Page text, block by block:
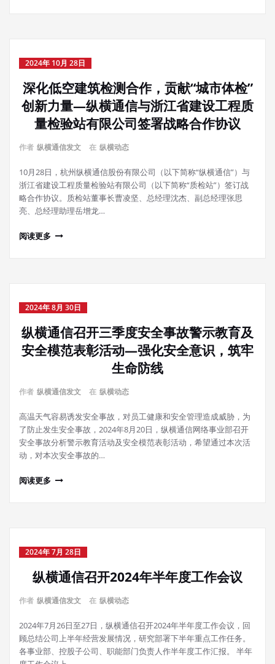
2024年 10月 28日
深化低空建筑检测合作，贡献“城市体检”
创新力量—纵横通信与浙江省建设工程质
量检验站有限公司签署战略合作协议
作者 纵横通信发文 在 纵横动态
10月28日，杭州纵横通信股份有限公司（以下简称“纵横通信”）与
浙江省建设工程质量检验站有限公司（以下简称“质检站”）签订战
略合作协议。质检站董事长曹凌坚、总经理沈杰、副总经理张思
亮、总经理助理岳增龙…
阅读更多
2024年 8月 30日
纵横通信召开三季度安全事故警示教育及
安全模范表彰活动—强化安全意识，筑牢
生命防线
作者 纵横通信发文 在 纵横动态
高温天气容易诱发安全事故，对员工健康和安全管理造成威胁，为
了防止发生安全事故，2024年8月20日，纵横通信网络事业部召开
安全事故分析警示教育活动及安全模范表彰活动，希望通过本次活
动，对本次安全事故的…
阅读更多
2024年 7月 28日
纵横通信召开2024年半年度工作会议
作者 纵横通信发文 在 纵横动态
2024年7月26日至27日，纵横通信召开2024年半年度工作会议，回
顾总结公司上半年经营发展情况，研究部署下半年重点工作任务。
各事业部、控股子公司、职能部门负责人作半年度工作汇报。 半年